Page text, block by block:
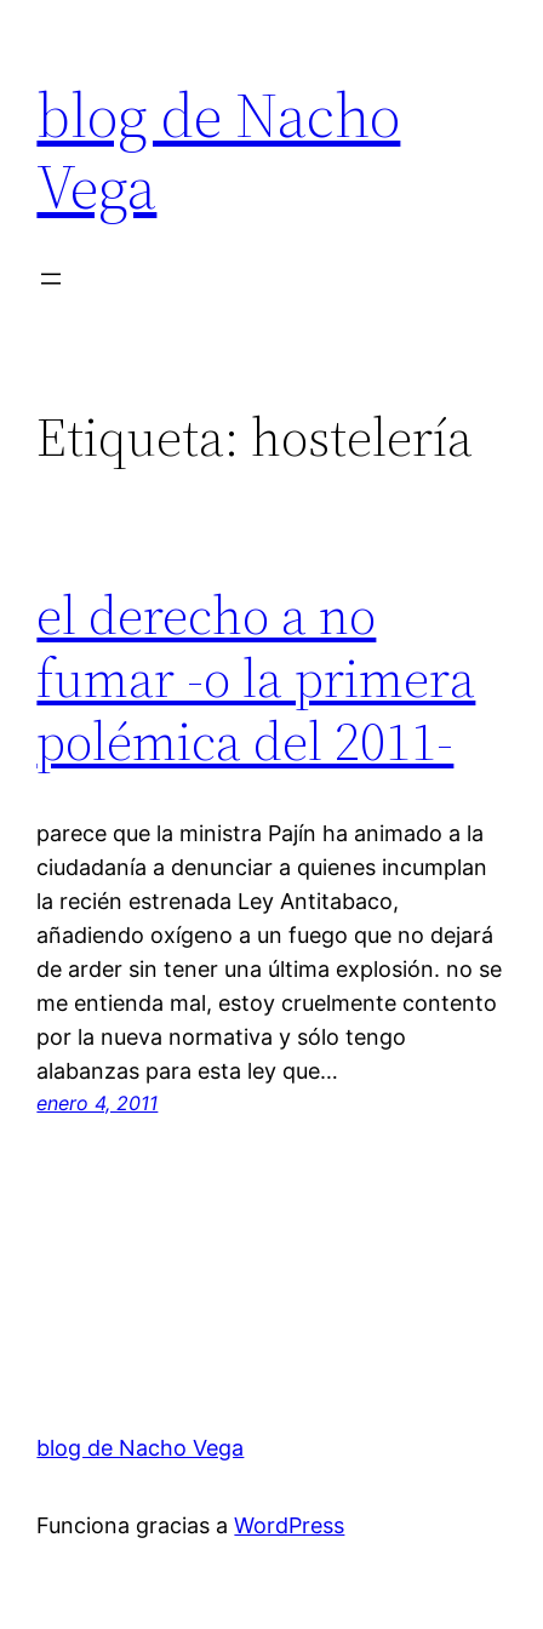
contenido
blog de Nacho
Vega
Etiqueta: hostelería
el derecho a no
fumar -o la primera
polémica del 2011-
parece que la ministra Pajín ha animado a la
ciudadanía a denunciar a quienes incumplan
la recién estrenada Ley Antitabaco,
añadiendo oxígeno a un fuego que no dejará
de arder sin tener una última explosión. no se
me entienda mal, estoy cruelmente contento
por la nueva normativa y sólo tengo
alabanzas para esta ley que…
enero 4, 2011
blog de Nacho Vega
Funciona gracias aWordPress